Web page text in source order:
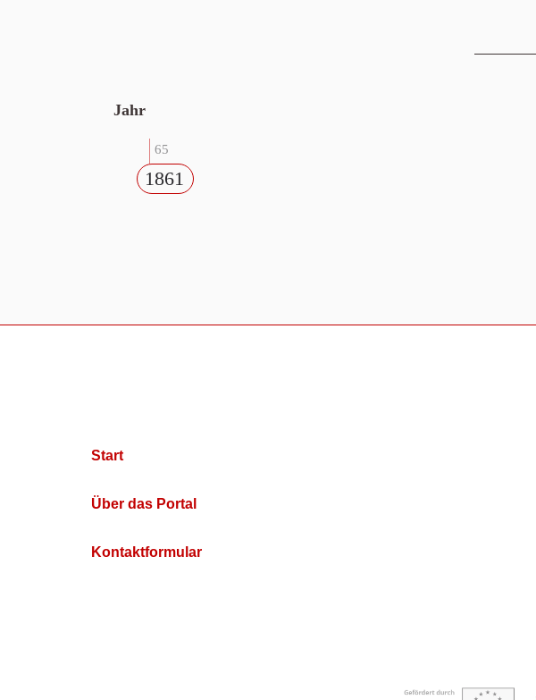
Jahr
65
1861
Start
Über das Portal
Kontaktformular